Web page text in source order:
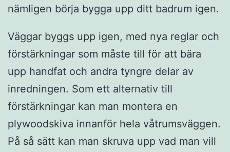
nämligen börja bygga upp ditt badrum igen.
Väggar byggs upp igen, med nya reglar och
förstärkningar som måste till för att bära
upp handfat och andra tyngre delar av
inredningen. Som ett alternativ till
förstärkningar kan man montera en
plywoodskiva innanför hela våtrumsväggen.
På så sätt kan man skruva upp vad man vill